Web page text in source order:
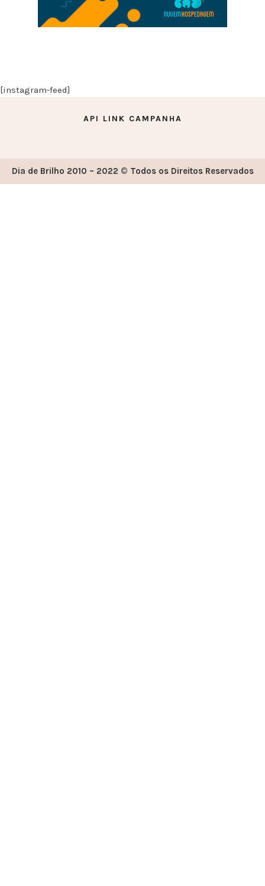
[instagram-feed]
API LINK CAMPANHA
Dia de Brilho 2010 – 2022 © Todos os Direitos Reservados